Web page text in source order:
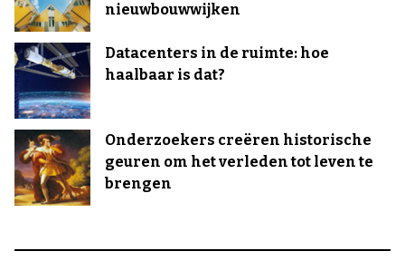
nieuwbouwwijken
Datacenters in de ruimte: hoe
haalbaar is dat?
Onderzoekers creëren historische
geuren om het verleden tot leven te
brengen